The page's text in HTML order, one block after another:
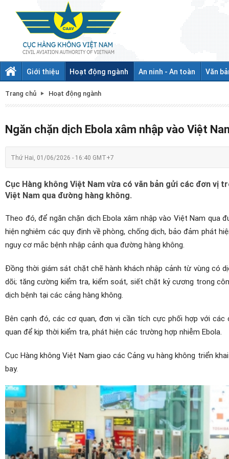
Giới thiệu Hoạt động ngành An ninh - An toàn Văn
Trang chủ Hoạt động ngành
Ngăn chặn dịch Ebola xâm nhập vào Việt
Thứ Hai, 01/06/2026 - 16:40 GMT+7
Cục Hàng không Việt Nam vừa có văn bản gửi các đơn vị
Việt Nam qua đường hàng không.
Theo đó, để ngăn chặn dịch Ebola xâm nhập vào Việt Nam qua
hiện nghiêm các quy định về phòng, chống dịch, bảo đảm phát
nguy cơ mắc bệnh nhập cảnh qua đường hàng không.
Đồng thời giám sát chặt chẽ hành khách nhập cảnh từ vùng có
dõi; tăng cường kiểm tra, kiểm soát, siết chặt kỷ cương trong
dịch bệnh tại các cảng hàng không.
Bên cạnh đó, các cơ quan, đơn vị cần tích cực phối hợp với
quan để kịp thời kiểm tra, phát hiện các trường hợp nhiễm Ebola.
Cục Hàng không Việt Nam giao các Cảng vụ hàng không triển
bay.